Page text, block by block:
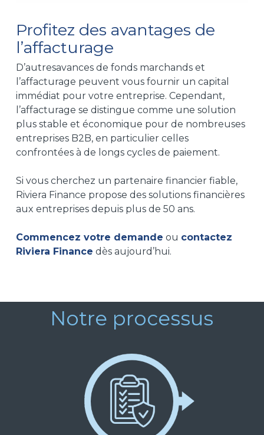
Profitez des avantages de
l’affacturage
D’autresavances de fonds marchandset
l’affacturage peuvent vous fournir un capital
immédiat pour votre entreprise. Cependant,
l’affacturage se distingue comme une solution
plus stable et économique pour de nombreuses
entreprises B2B, en particulier celles
confrontées à de longs cycles de paiement.
Si vous cherchez un partenaire financier fiable,
Riviera Finance propose des solutionsfinancières
aux entreprises depuis plus de 50 ans.
Commencez votre demande ou contactez
Riviera Finance dès aujourd’hui.
Notre processus